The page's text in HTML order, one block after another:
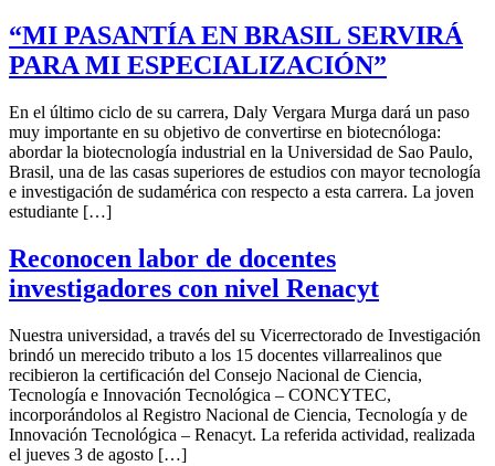
“MI PASANTÍA EN BRASIL SERVIRÁ
PARA MI ESPECIALIZACIÓN”
En el último ciclo de su carrera, Daly Vergara Murga dará un paso
muy importante en su objetivo de convertirse en biotecnóloga:
abordar la biotecnología industrial en la Universidad de Sao Paulo,
Brasil, una de las casas superiores de estudios con mayor tecnología
e investigación de sudamérica con respecto a esta carrera. La joven
estudiante […]
Reconocen labor de docentes
investigadores con nivel Renacyt
Nuestra universidad, a través del su Vicerrectorado de Investigación
brindó un merecido tributo a los 15 docentes villarrealinos que
recibieron la certificación del Consejo Nacional de Ciencia,
Tecnología e Innovación Tecnológica – CONCYTEC,
incorporándolos al Registro Nacional de Ciencia, Tecnología y de
Innovación Tecnológica – Renacyt. La referida actividad, realizada
el jueves 3 de agosto […]